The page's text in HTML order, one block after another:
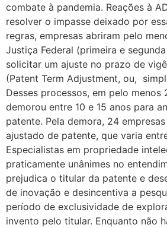
combate à pandemia. Reações à
resolver o impasse deixado por
regras, empresas abriram pelo
Justiça Federal (primeira e
solicitar um ajuste no prazo de
(Patent Term Adjustment, ou,
Desses processos, em pelo menos
demorou entre 10 e 15 anos para
patente. Pela demora, 24
ajustado de patente, que varia
Especialistas em propriedade
praticamente unânimes no
prejudica o titular da patente e
de inovação e desincentiva a
período de exclusividade de
invento pelo titular. Enquanto não